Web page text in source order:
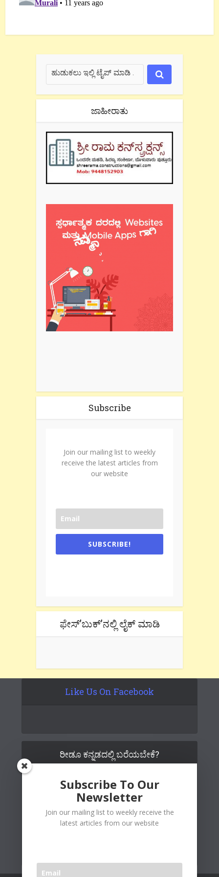
ಜಾಹೀರಾತು
Subscribe
Join our mailing list to weekly
receive the latest articles from
our website
SUBSCRIBE!
ಫೇಸ್’ಬುಕ್’ನಲ್ಲಿ ಲೈಕ್ ಮಾಡಿ
Like Us On Facebook
ರೀಡೂ ಕನ್ನಡದಲ್ಲಿ ಬರೆಯಬೇಕೆ?
Subscribe To Our
Newsletter
Join our mailing list to weekly receive the
latest articles from our website